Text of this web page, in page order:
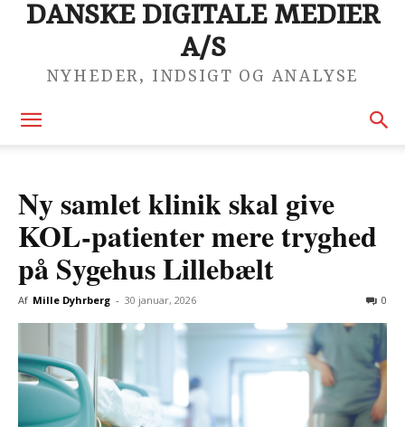
DANSKE DIGITALE MEDIER
A/S
NYHEDER, INDSIGT OG ANALYSE
Ny samlet klinik skal give
KOL-patienter mere tryghed
på Sygehus Lillebælt
Af Mille Dyhrberg - 30 januar, 2026 0